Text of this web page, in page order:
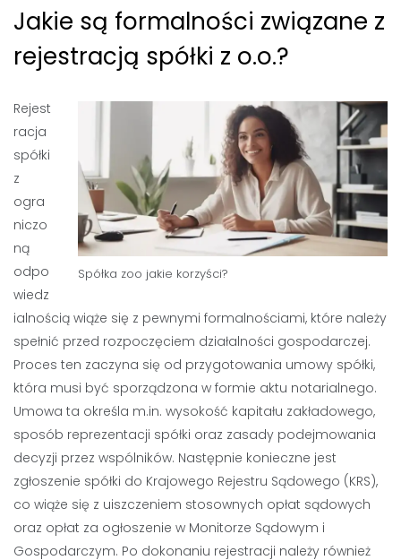
Jakie są formalności związane z
rejestracją spółki z o.o.?
Spółka zoo jakie korzyści?
Rejest
racja
spółki
z
ogra
niczo
ną
odpo
wiedz
ialnością wiąże się z pewnymi formalnościami, które należy
spełnić przed rozpoczęciem działalności gospodarczej.
Proces ten zaczyna się od przygotowania umowy spółki,
która musi być sporządzona w formie aktu notarialnego.
Umowa ta określa m.in. wysokość kapitału zakładowego,
sposób reprezentacji spółki oraz zasady podejmowania
decyzji przez wspólników. Następnie konieczne jest
zgłoszenie spółki do Krajowego Rejestru Sądowego (KRS),
co wiąże się z uiszczeniem stosownych opłat sądowych
oraz opłat za ogłoszenie w Monitorze Sądowym i
Gospodarczym. Po dokonaniu rejestracji należy również